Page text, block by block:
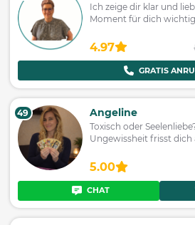
Ich zeige dir klar und
Moment für dich wichtig
4.97
GRATIS
49 Angeline
Toxisch oder
Ungewissheit frisst dich
5.00
CHAT